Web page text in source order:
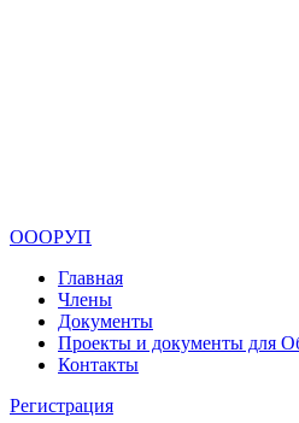
ОООРУП
Главная
Члены
Документы
Проекты и документы для
Контакты
Регистрация